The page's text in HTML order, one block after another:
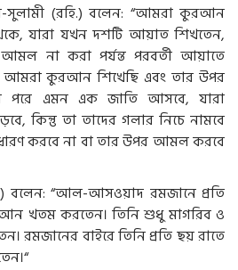
(রহি.) বলেন: “আমরা কুরআন
যারা যখন দশটি আয়াত শিখতেন,
না করা পর্যন্ত পরবর্তী আয়াতে
আমরা কুরআন শিখেছি এবং তার উপর
পরে এমন এক জাতি আসবে, যারা
কিন্তু তা তাদের গলার নিচে নামবে
করবে না বা তার উপর আমল করবে
বলেন: “আল-আসওয়াদ রমজানে প্রতি
খতম করতেন। তিনি শুধু মাগরিব ও
রমজানের বাইরে তিনি প্রতি ছয় রাতে